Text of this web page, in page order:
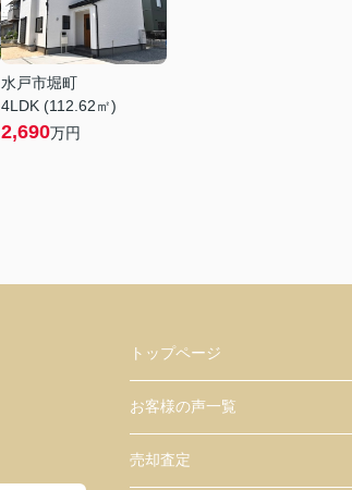
水戸市堀町
4LDK (112.62㎡)
2,690万円
トップページ
お客様の声一覧
売却査定